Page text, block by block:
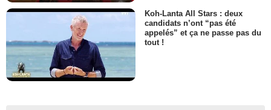
Koh-Lanta All Stars : deux
candidats n’ont “pas été
appelés” et ça ne passe pas du
tout !